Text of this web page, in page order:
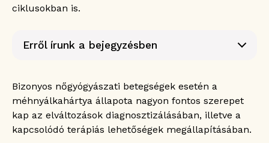
ciklusokban is.
Erről írunk a bejegyzésben
Mikor van szükség méhnyálkahártya
biopsziára?
Méhnyálkahártya hiperplázia
Vérzési rendellenességek
Daganatos elváltozások
Bizonyos nőgyógyászati betegségek esetén a
méhnyálkahártya állapota nagyon fontos szerepet
kap az elváltozások diagnosztizálásában, illetve a
kapcsolódó terápiás lehetőségek megállapításában.